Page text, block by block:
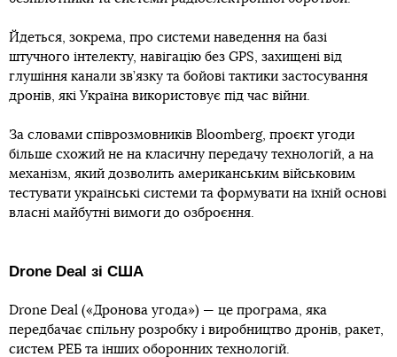
Йдеться, зокрема, про системи наведення на базі
штучного інтелекту, навігацію без GPS, захищені від
глушіння канали зв’язку та бойові тактики застосування
дронів, які Україна використовує під час війни.
За словами співрозмовників Bloomberg, проєкт угоди
більше схожий не на класичну передачу технологій, а на
механізм, який дозволить американським військовим
тестувати українські системи та формувати на їхній основі
власні майбутні вимоги до озброєння.
Drone Deal зі США
Drone Deal («Дронова угода») — це програма, яка
передбачає спільну розробку і виробництво дронів, ракет,
систем РЕБ та інших оборонних технологій.